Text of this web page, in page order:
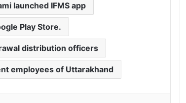
launched IFMS app
Play Store.
distribution officers
employees of Uttarakhand